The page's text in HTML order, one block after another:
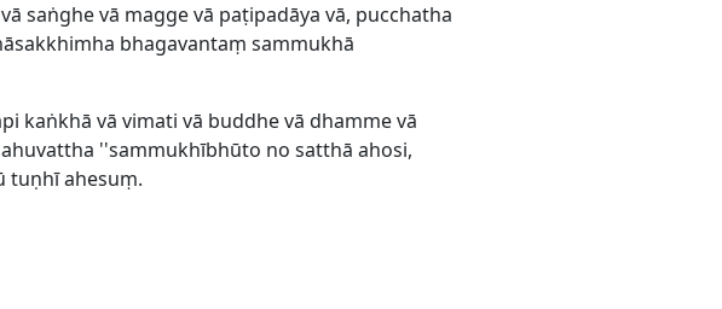
saṅghe vā magge vā paṭipadāya vā, pucchatha
bhagavantaṃ sammukhā
kaṅkhā vā vimati vā buddhe vā dhamme vā
''sammukhībhūto no satthā ahosi,
tuṇhī ahesuṃ.